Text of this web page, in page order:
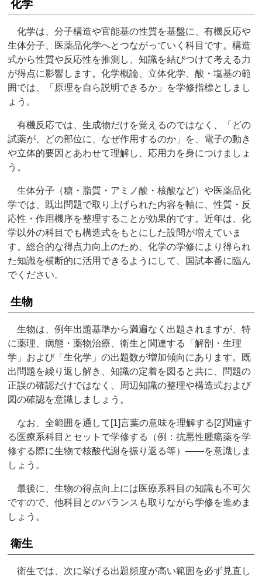
化学
化学は、分子構造や官能基の性質を基盤に、有機反応や
生体分子、医薬品化学へとつながっていく科目です。構造
式から性質や反応性を推測し、知識を結びつけて考える力
が得点に影響します。化学概論、立体化学、酸・塩基の範
囲では、「原理を自ら説明できるか」を学修指標としまし
ょう。
有機反応では、生成物だけを覚えるのではなく、「どの
試薬が、どの部位に、なぜ作用するのか」を、電子の動き
や立体的要因とあわせて理解し、応用力を身につけましょ
う。
生体分子（糖・脂質・アミノ酸・核酸など）や医薬品化
学では、既出問題で取り上げられた内容を軸に、性質・反
応性・作用機序を整理することが効果的です。近年は、化
学以外の科目でも構造式をもとにした設問が増えていま
す。総合的な得点力向上のため、化学の学修により得られ
た知識を横断的に活用できるようにして、国試本番に臨ん
でください。
生物
生物は、例年出題基準から満遍なく出題されますが、特
に薬理、病態・薬物治療、衛生と関連する「解剖・生理
学」および「生化学」の出題数が増加傾向にあります。既
出問題を繰り返し解き、知識の定着を図ると共に、問題の
正誤の確認だけではなく、周辺知識の整理や構造式および
図の確認を意識しましょう。
なお、全範囲を通して[1]言葉の意味を理解する[2]関連す
る医療系科目とセットで学修する（例：抗悪性腫瘍薬を学
修する際に生物で核酸代謝を振り返る等）――を意識しま
しょう。
最後に、生物の得点向上には医療系科目の知識も不可欠
ですので、他科目とのバランスも取りながら学修を進めま
しょう。
衛生
衛生では、次に挙げる出題頻度が高い範囲を必ず見直し